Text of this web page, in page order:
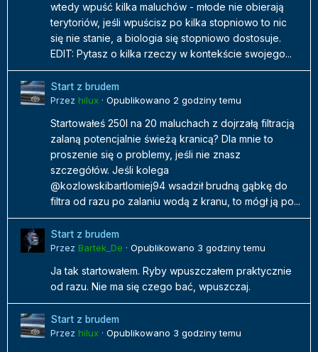
wtedy wpuść kilka maluchów - młode nie obierają
terytoriów, jeśli wpuścisz po kilka stopniowo to nic
się nie stanie, a biologia się stopniowo dostosuje.
EDIT: Pytasz o kilka rzeczy w kontekście swojego...
Start z brudem
Przez hilux · Opublikowano 2 godziny temu
Startowałeś 250l na 20 maluchach z dojrzałą filtracją
zalaną potencjalnie świeżą kranicą? Dla mnie to
proszenie się o problemy, jeśli nie znasz
szczegółów. Jeśli kolega
@kozlowskibartlomiej94 wsadził brudną gąbkę do
filtra od razu po zalaniu wodą z kranu, to mógł ją po...
Start z brudem
Przez Bartek_De · Opublikowano 3 godziny temu
Ja tak startowałem. Ryby wpuszczałem praktycznie
od razu. Nie ma się czego bać, wpuszczaj.
Start z brudem
Przez hilux · Opublikowano 3 godziny temu